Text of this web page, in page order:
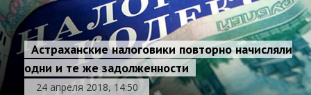
Астраханские налоговики повторно начисляли
одни и те же задолженности
24 апреля 2018, 14:50